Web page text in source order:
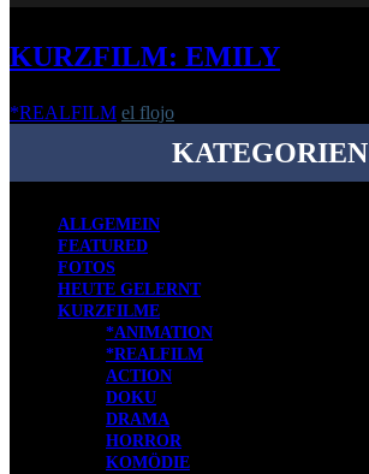
KURZFILM: EMILY
*REALFILM el flojo
KATEGORIEN
ALLGEMEIN
FEATURED
FOTOS
HEUTE GELERNT
KURZFILME
*ANIMATION
*REALFILM
ACTION
DOKU
DRAMA
HORROR
KOMÖDIE